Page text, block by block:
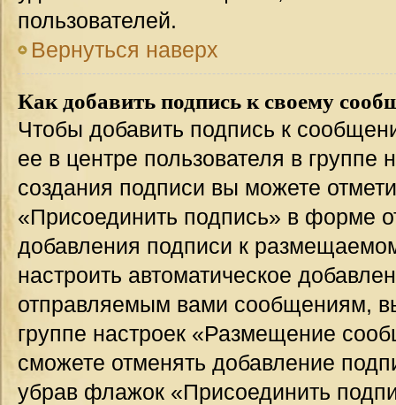
пользователей.
Вернуться наверх
Как добавить подпись к своему
Чтобы добавить подпись к
ее в центре пользователя в
создания подписи вы можете
«Присоединить подпись» в форме
добавления подписи к
настроить автоматическое
отправляемым вами сообщениям,
группе настроек «Размещение
сможете отменять добавление
убрав флажок «Присоединить